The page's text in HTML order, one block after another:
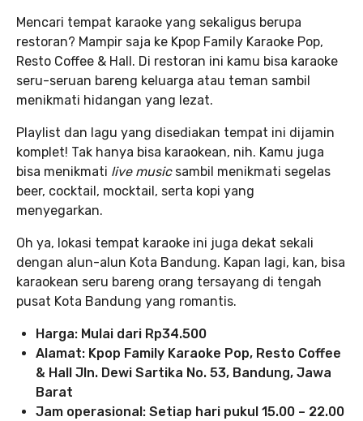
Mencari tempat karaoke yang sekaligus berupa
restoran? Mampir saja ke Kpop Family Karaoke Pop,
Resto Coffee & Hall. Di restoran ini kamu bisa karaoke
seru-seruan bareng keluarga atau teman sambil
menikmati hidangan yang lezat.
Playlist dan lagu yang disediakan tempat ini dijamin
komplet! Tak hanya bisa karaokean, nih. Kamu juga
bisa menikmati live music sambil menikmati segelas
beer, cocktail, mocktail, serta kopi yang
menyegarkan.
Oh ya, lokasi tempat karaoke ini juga dekat sekali
dengan alun-alun Kota Bandung. Kapan lagi, kan, bisa
karaokean seru bareng orang tersayang di tengah
pusat Kota Bandung yang romantis.
Harga: Mulai dari Rp34.500
Alamat: Kpop Family Karaoke Pop, Resto Coffee
& Hall Jln. Dewi Sartika No. 53, Bandung, Jawa
Barat
Jam operasional: Setiap hari pukul 15.00 – 22.00